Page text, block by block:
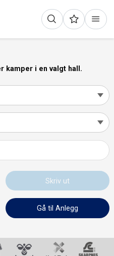
kamper i en valgt hall.
Skriv ut
Gå til Anlegg